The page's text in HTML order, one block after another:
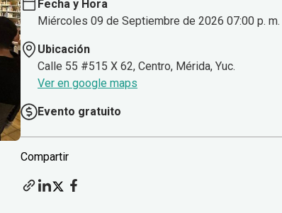
Fecha y Hora
Miércoles 09 de Septiembre de 2026 07:00 p. m.
Ubicación
Calle 55 #515 X 62, Centro, Mérida, Yuc.
Ver en google maps
Evento gratuito
Compartir